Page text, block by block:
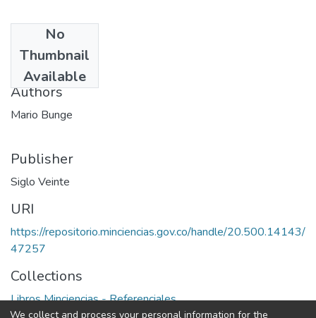
No
Thumbnail
Available
1972
Authors
Mario Bunge
Publisher
Siglo Veinte
URI
https://repositorio.minciencias.gov.co/handle/20.500.14143/
47257
Collections
Libros Minciencias - Referenciales
We collect and process your personal information for the